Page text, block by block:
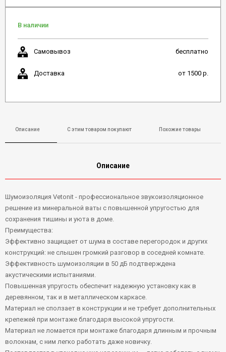
В наличии
Самовывоз бесплатно
Доставка от 1500 р.
Описание С этим товаром покупают Похожие товары
Описание
Шумоизоляция Vetonit - профессиональное звукоизоляционное
решение из минеральной ваты с повышенной упругостью для
сохранения тишины и уюта в доме.
Преимущества:
Эффективно защищает от шума в составе перегородок и других
конструкций: не слышен громкий разговор в соседней комнате.
Эффективность шумоизоляции в 50 дБ подтверждена
акустическими испытаниями.
Повышенная упругость обеспечит надежную установку как в
деревянном, так и в металлическом каркасе.
Материал не сползает в конструкции и не требует дополнительных
крепежей при монтаже благодаря высокой упругости.
Материал не ломается при монтаже благодаря длинным и прочным
волокнам, с ним легко работать даже новичку.